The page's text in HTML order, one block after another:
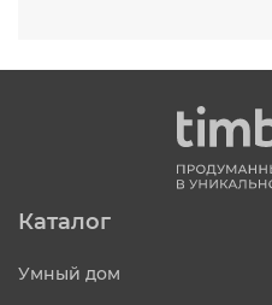
Каталог
Умный дом